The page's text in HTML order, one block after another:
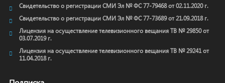
Свидетельство о регистрации СМИ Эл № ФС 77-79468 от 02.11.2020 г.
Свидетельство о регистрации СМИ Эл № ФС 77-73689 от 21.09.2018 г.
Лицензия на осуществление телевизионного вещания ТВ № 29850 от
03.07.2019 г.
Лицензия на осуществление телевизионного вещания ТВ № 29241 от
11.04.2018 г.